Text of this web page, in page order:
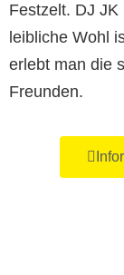
Festzelt. DJ
leibliche Wohl
erlebt man die
Freunden.